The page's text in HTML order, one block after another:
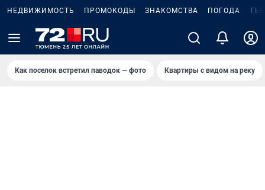
НЕДВИЖИМОСТЬ ПРОМОКОДЫ ЗНАКОМСТВА ПОГОДА
Как поселок встретил паводок — фото Квартиры с видом на реку